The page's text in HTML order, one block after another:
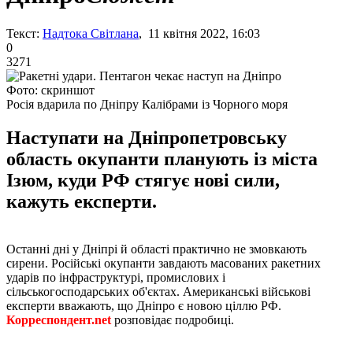
Текст: Надтока Світлана, 11 квітня 2022, 16:03
0
3271
Фото: скриншот
Росія вдарила по Дніпру Калібрами із Чорного моря
Наступати на Дніпропетровську
область окупанти планують із міста
Ізюм, куди РФ стягує нові сили,
кажуть експерти.
Останні дні у Дніпрі й області практично не змовкають
сирени. Російські окупанти завдають масованих ракетних
ударів по інфраструктурі, промислових і
сільськогосподарських об'єктах. Американські військові
експерти вважають, що Дніпро є новою ціллю РФ.
Корреспондент.net розповідає подробиці.